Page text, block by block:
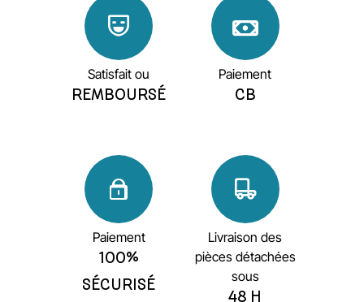
Satisfait ou
REMBOURSÉ
Paiement
CB
Livraison des
pièces détachées
sous
Paiement
100%
SÉCURISÉ